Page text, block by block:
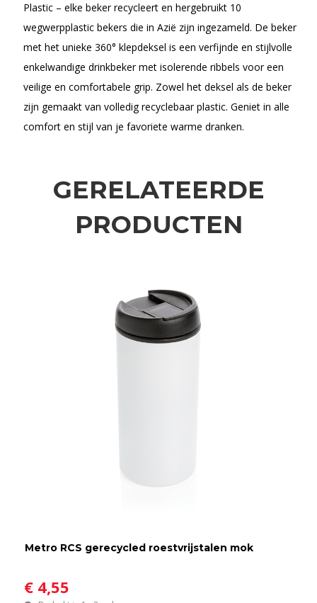
Plastic – elke beker recycleert en hergebruikt 10
wegwerpplastic bekers die in Azië zijn ingezameld. De beker
met het unieke 360° klepdeksel is een verfijnde en stijlvolle
enkelwandige drinkbeker met isolerende ribbels voor een
veilige en comfortabele grip. Zowel het deksel als de beker
zijn gemaakt van volledig recyclebaar plastic. Geniet in alle
comfort en stijl van je favoriete warme dranken.
GERELATEERDE
PRODUCTEN
Metro RCS gerecycled roestvrijstalen mok
€ 4,55